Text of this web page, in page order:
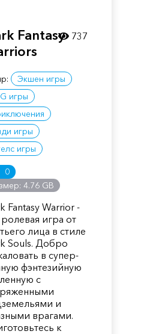
Fantasy
Экшен игры
игры
игры
игры
0
4.76 GB
Fantasy Warrior -
ролевая игра от
лица в стиле
Souls. Добро
в супер-
фэнтезийную
с
и
врагами.
к
737